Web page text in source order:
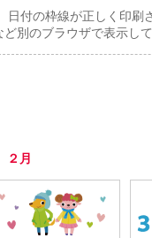
付の枠線が正しく印刷
別のブラウザで表示し
２月